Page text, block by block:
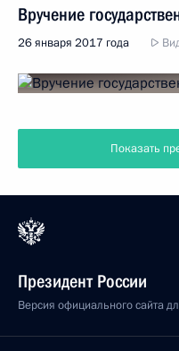
Вручение
26 января 2017 года
Показать
Президент России
Версия официального сайта